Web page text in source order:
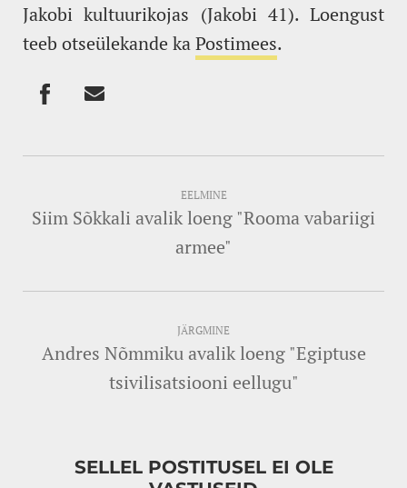
Jakobi kultuurikojas (Jakobi 41). Loengust
teeb otseülekande kaPostimees.
EELMINE
Siim Sõkkali avalik loeng "Rooma vabariigi
armee"
JÄRGMINE
Andres Nõmmiku avalik loeng "Egiptuse
tsivilisatsiooni eellugu"
SELLEL POSTITUSEL EI OLE